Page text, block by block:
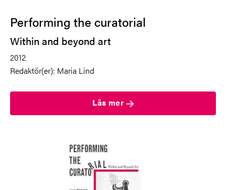
Performing the curatorial
Within and beyond art
2012
Redaktör(er): Maria Lind
Läs mer